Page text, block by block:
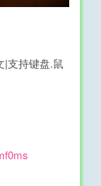
|支持键盘.鼠